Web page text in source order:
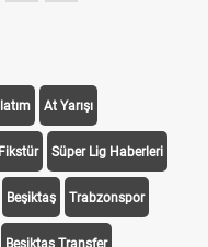
At Yarışı
Süper Lig Haberleri
Beşiktaş Trabzonspor